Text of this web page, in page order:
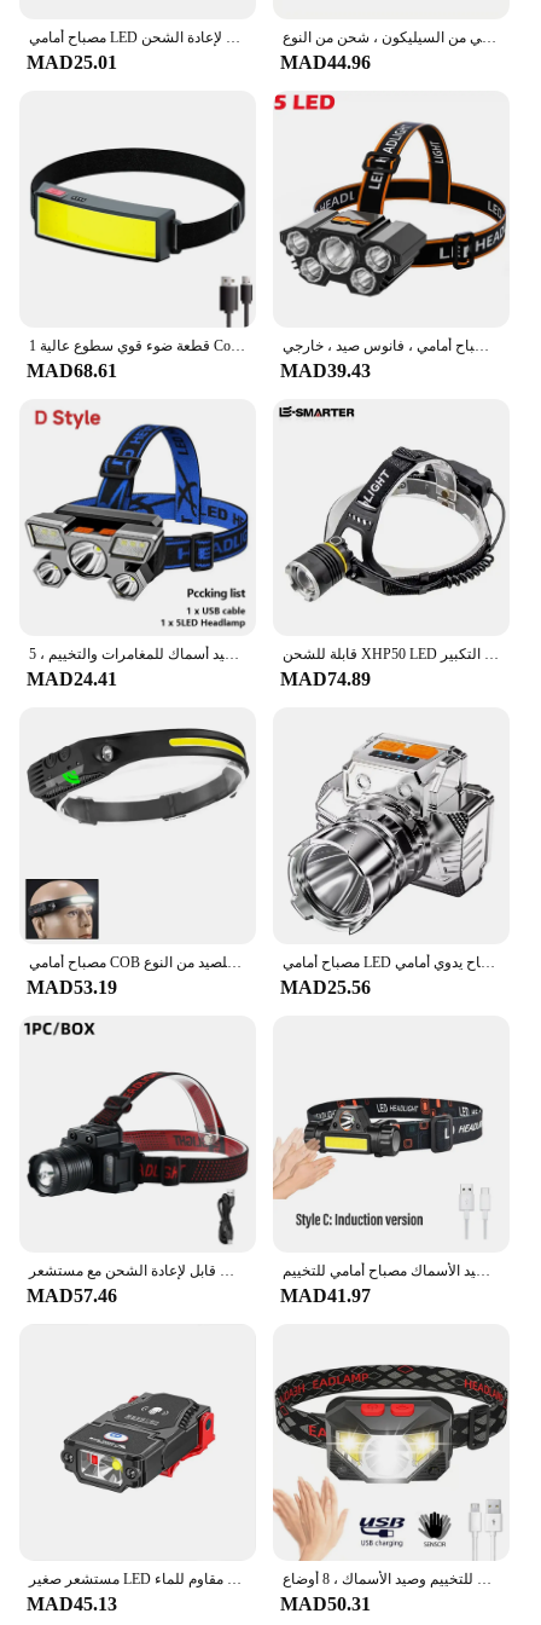
مصباح أمامي LED صغير ، محمول ، قابل لإعادة الشحن USB ، مقاوم للماء ، مصباح عمل للصيد ، لقطة طويلة ، مشعل مثبت بالرأس ، خارجي ، جديد
MAD25.01
مصباح أمامي ليد حثي من السيليكون ، شحن من النوع C ، ركوب الدراجات وصيد الأسماك في الهواء الطلق ، ضوء أحمر أصفر وأزرق وأبيض ، مصباح أمامي تحذيري
MAD44.96
1 قطعة ضوء قوي سطوع عالية Cob المصباح Usb شحن رئيس شنت ليلة مصباح الصيد في الهواء الطلق الدراجات الكاشف
MAD68.61
مصباح أمامي ليد قابل لإعادة الشحن مع بطارية مدمجة ، مصباح يدوي قوي ، مصباح أمامي ، فانوس صيد ، خارجي ، USB ، 5 ، 11
MAD39.43
MAD24.41 MAD74.89
MAD53.19 MAD25.56
MAD57.46 MAD41.97
MAD45.13 MAD50.31